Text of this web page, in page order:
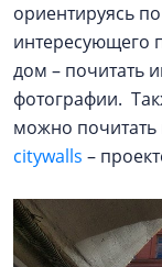
ориентируясь
интересующего
дом – почитать
фотографии.
можно
citywalls –